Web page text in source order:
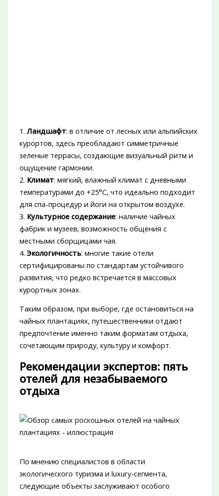
1. Ландшафт: в отличие от лесных или альпийских
курортов, здесь преобладают симметричные
зеленые террасы, создающие визуальный ритм и
ощущение гармонии.
2. Климат: мягкий, влажный климат с дневными
температурами до +25°C, что идеально подходит
для спа-процедур и йоги на открытом воздухе.
3. Культурное содержание: наличие чайных
фабрик и музеев, возможность общения с
местными сборщицами чая.
4. Экологичность: многие такие отели
сертифицированы по стандартам устойчивого
развития, что редко встречается в массовых
курортных зонах.
Таким образом, при выборе, где остановиться на
чайных плантациях, путешественники отдают
предпочтение именно таким форматам отдыха,
сочетающим природу, культуру и комфорт.
Рекомендации экспертов: пять
отелей для незабываемого
отдыха
По мнению специалистов в области
экологического туризма и luxury-сегмента,
следующие объекты заслуживают особого